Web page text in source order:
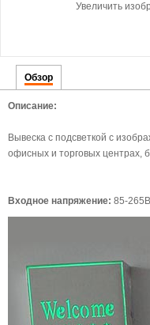
Увеличить
Обзор
Описание:
Вывеска с подсветкой с
офисных и торговых центрах,
Входное напряжение: 85-